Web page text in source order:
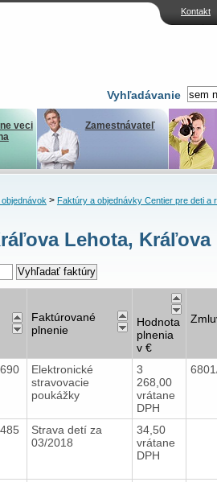
Kontakt
Vyhľadávanie
veci
Zamestnávateľ
> Faktúry a objednávky Centier pre deti a
Lehota, Kráľova
Faktúrované
plnenie
Hodnota
plnenia
v €
Elektronické
stravovacie
poukážky
3
268,00
vrátane
DPH
Strava detí za
03/2018
34,50
vrátane
DPH